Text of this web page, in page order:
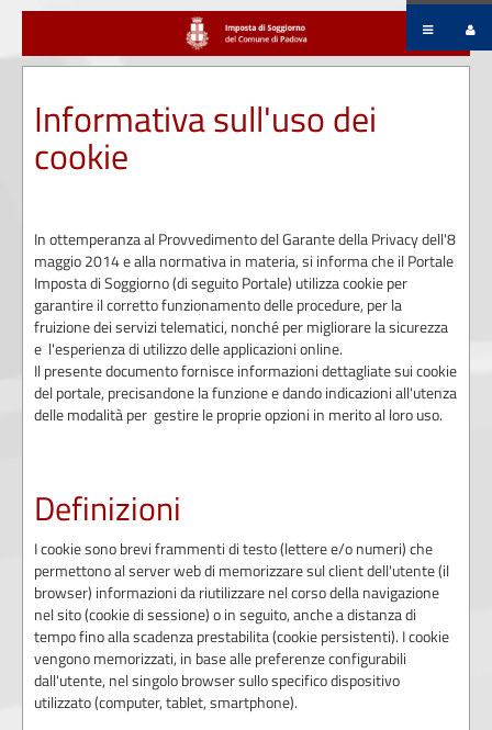
Informativa sull'uso dei
cookie
In ottemperanza al Provvedimento del Garante della Privacy dell'8
maggio 2014 e alla normativa in materia, si informa che il Portale
Imposta di Soggiorno (di seguito Portale) utilizza cookie per
garantire il corretto funzionamento delle procedure, per la
fruizione dei servizi telematici, nonché per migliorare la sicurezza
e l'esperienza di utilizzo delle applicazioni online.
Il presente documento fornisce informazioni dettagliate sui cookie
del portale, precisandone la funzione e dando indicazioni all'utenza
delle modalità per gestire le proprie opzioni in merito al loro uso.
Definizioni
I cookie sono brevi frammenti di testo (lettere e/o numeri) che
permettono al server web di memorizzare sul client dell'utente (il
browser) informazioni da riutilizzare nel corso della navigazione
nel sito (cookie di sessione) o in seguito, anche a distanza di
tempo fino alla scadenza prestabilita (cookie persistenti). I cookie
vengono memorizzati, in base alle preferenze configurabili
dall'utente, nel singolo browser sullo specifico dispositivo
utilizzato (computer, tablet, smartphone).